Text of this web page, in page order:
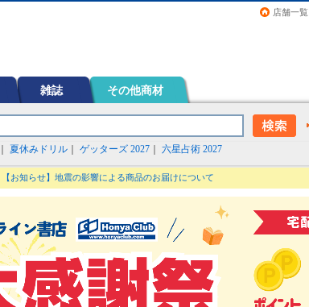
店舗一覧
雑誌 その他商材
夏休みドリル ゲッターズ 2027 六星占術 2027
【お知らせ】地震の影響による商品のお届けについて